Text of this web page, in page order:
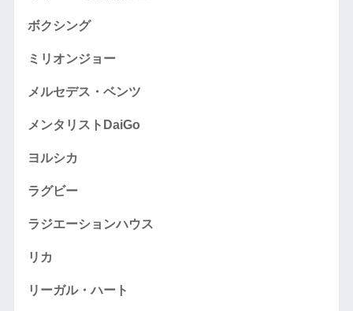
ボクシング
ミリオンジョー
メルセデス・ベンツ
メンタリストDaiGo
ヨルシカ
ラグビー
ラジエーションハウス
リカ
リーガル・ハート